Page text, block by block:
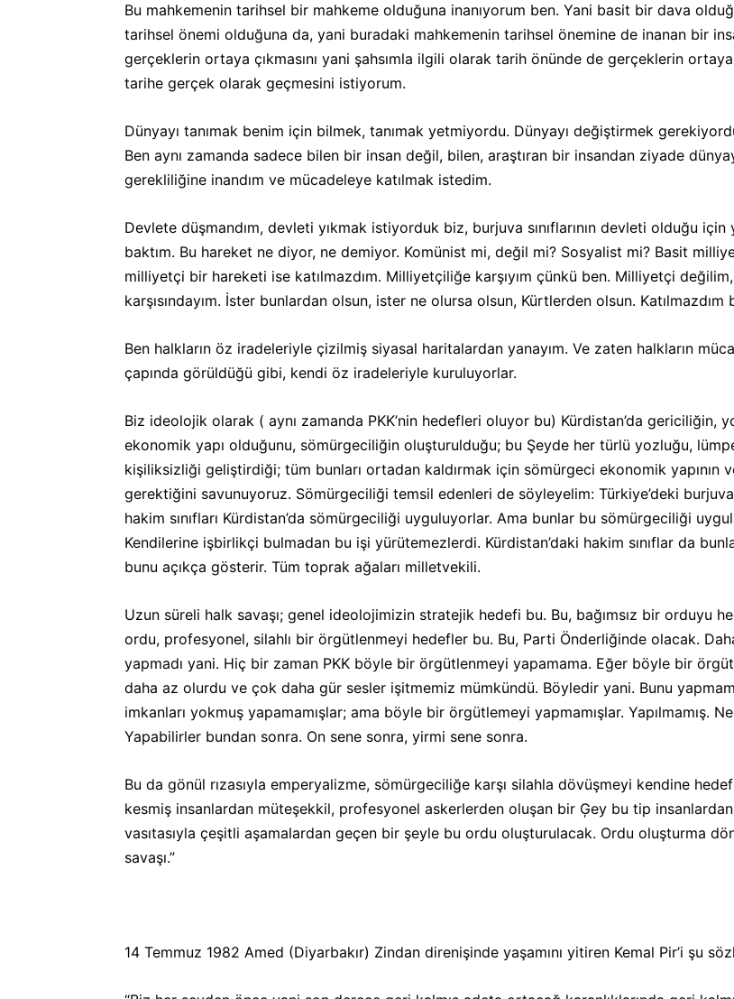
Bu mahkemenin tarihsel bir mahkeme olduğuna inanıyorum ben. Yani basit bir dava
tarihsel önemi olduğuna da, yani buradaki mahkemenin tarihsel önemine de inanan bir
gerçeklerin ortaya çıkmasını yani şahsımla ilgili olarak tarih önünde de gerçeklerin
tarihe gerçek olarak geçmesini istiyorum.
Dünyayı tanımak benim için bilmek, tanımak yetmiyordu. Dünyayı değiştirmek
Ben aynı zamanda sadece bilen bir insan değil, bilen, araştıran bir insandan ziyade
gerekliliğine inandım ve mücadeleye katılmak istedim.
Devlete düşmandım, devleti yıkmak istiyorduk biz, burjuva sınıflarının devleti olduğu
baktım. Bu hareket ne diyor, ne demiyor. Komünist mi, değil mi? Sosyalist mi? Basit
milliyetçi bir hareketi ise katılmazdım. Milliyetçiliğe karşıyım çünkü ben. Milliyetçi
karşısındayım. İster bunlardan olsun, ister ne olursa olsun, Kürtlerden olsun.
Ben halkların öz iradeleriyle çizilmiş siyasal haritalardan yanayım. Ve zaten halkların
çapında görüldüğü gibi, kendi öz iradeleriyle kuruluyorlar.
Biz ideolojik olarak ( aynı zamanda PKK’nin hedefleri oluyor bu) Kürdistan’da gericiliğin,
ekonomik yapı olduğunu, sömürgeciliğin oluşturulduğu; bu Şeyde her türlü yozluğu,
kişiliksizliği geliştirdiği; tüm bunları ortadan kaldırmak için sömürgeci ekonomik yapının
gerektiğini savunuyoruz. Sömürgeciliği temsil edenleri de söyleyelim: Türkiye’deki
hakim sınıfları Kürdistan’da sömürgeciliği uyguluyorlar. Ama bunlar bu sömürgeciliği
Kendilerine işbirlikçi bulmadan bu işi yürütemezlerdi. Kürdistan’daki hakim sınıflar da
bunu açıkça gösterir. Tüm toprak ağaları milletvekili.
Uzun süreli halk savaşı; genel ideolojimizin stratejik hedefi bu. Bu, bağımsız bir orduyu
ordu, profesyonel, silahlı bir örgütlenmeyi hedefler bu. Bu, Parti Önderliğinde olacak.
yapmadı yani. Hiç bir zaman PKK böyle bir örgütlenmeyi yapamama. Eğer böyle bir
daha az olurdu ve çok daha gür sesler işitmemiz mümkündü. Böyledir yani. Bunu
imkanları yokmuş yapamamışlar; ama böyle bir örgütlemeyi yapmamışlar. Yapılmamış.
Yapabilirler bundan sonra. On sene sonra, yirmi sene sonra.
Bu da gönül rızasıyla emperyalizme, sömürgeciliğe karşı silahla dövüşmeyi kendine
kesmiş insanlardan müteşekkil, profesyonel askerlerden oluşan bir Ģey bu tip
vasıtasıyla çeşitli aşamalardan geçen bir şeyle bu ordu oluşturulacak. Ordu oluşturma
savaşı.”
14 Temmuz 1982 Amed (Diyarbakır) Zindan direnişinde yaşamını yitiren Kemal Pir’i şu